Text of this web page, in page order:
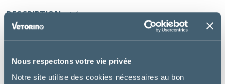
Nous respectons votre vie privée
Notre site utilise des cookies nécessaires au bon
DESCRIPTION
Royal Canin Cat Gastroinstestinal est un aliment
gastro-intestinaux du chat.